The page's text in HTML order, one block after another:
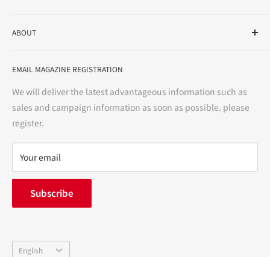
variety store, we aim to realize a "healthy and prosperous
bright and enjoyable life every day."
ABOUT
Notation based on the Act on Specified Commercial
Precautions regarding medicines
terms of service
privacy policy
FAQ
inquiry
中途採用
EMAIL MAGAZINE REGISTRATION
We will deliver the latest advantageous information such as
sales and campaign information as soon as possible. please
register.
Your email
Subscribe
Language
English